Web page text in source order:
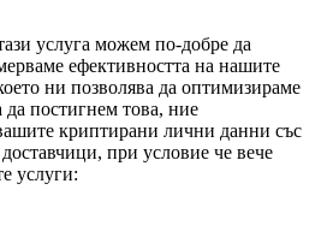
услуга можем по-добре да
ефективността на нашите
ни позволява да оптимизираме
постигнем това, ние
криптирани лични данни със
при условие че вече
услуги: